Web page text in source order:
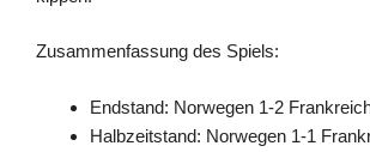
Zusammenfassung des Spiels:
Endstand: Norwegen 1-2
Halbzeitstand: Norwegen 1-1